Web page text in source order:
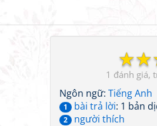
☆
☆
1
Ngôn ngữ: Tiếng Anh
1 bài trả lời: 1 bản
2
người thích